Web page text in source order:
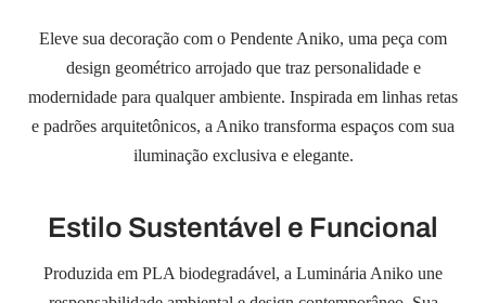
Eleve sua decoração com o Pendente Aniko, uma peça com
design geométrico arrojado que traz personalidade e
modernidade para qualquer ambiente. Inspirada em linhas retas
e padrões arquitetônicos, a Aniko transforma espaços com sua
iluminação exclusiva e elegante.
Estilo Sustentável e Funcional
Produzida em PLA biodegradável, a Luminária Aniko une